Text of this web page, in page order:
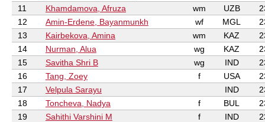
11
Khamdamova, Afruza wm UZB
12
Amin-Erdene, Bayanmunkh wf MGL
13
Kairbekova, Amina wm KAZ
14
Nurman, Alua wg KAZ
15
Savitha Shri B wg IND
16
Tang, Zoey f USA
17
Velpula Sarayu IND
18
Toncheva, Nadya f BUL
19
Sahithi Varshini M f IND